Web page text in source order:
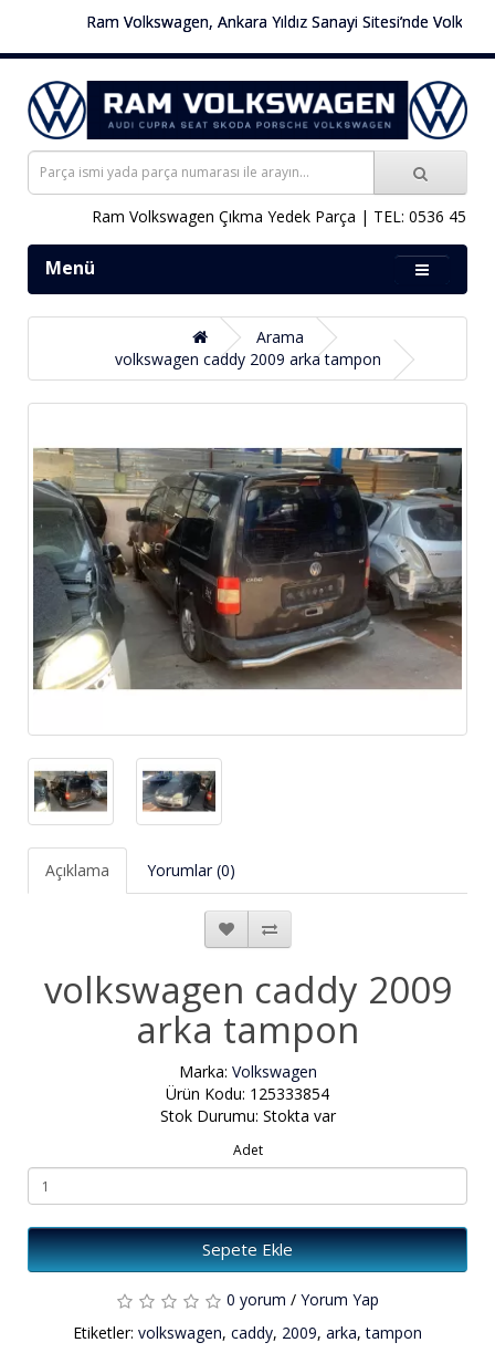
Ram Volkswagen, Ankara Yıldız Sanayi Sitesi’nde
Ram Volkswagen Çıkma Yedek Parça | TEL: 0536 451 78
Menü
Arama
volkswagen caddy 2009 arka tampon
Açıklama Yorumlar (0)
volkswagen caddy 2009
arka tampon
Marka: Volkswagen
Ürün Kodu: 125333854
Stok Durumu: Stokta var
Adet
Sepete Ekle
0 yorum / Yorum Yap
Etiketler: volkswagen, caddy, 2009, arka,tampon